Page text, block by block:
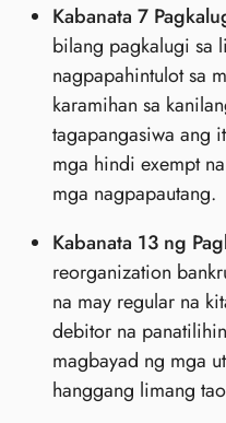
Kabanata 7
bilang pagkalugi sa
nagpapahintulot sa
karamihan sa
tagapangasiwa ang
mga hindi exempt
mga nagpapautang.
Kabanata 13 ng
reorganization
na may regular na
debitor na
magbayad ng mga
hanggang limang